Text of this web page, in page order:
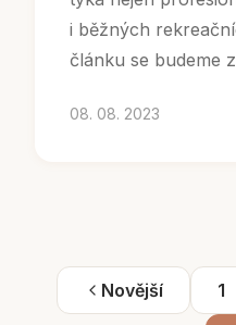
i běžných
článku se budeme
08. 08. 2023
Novější 1